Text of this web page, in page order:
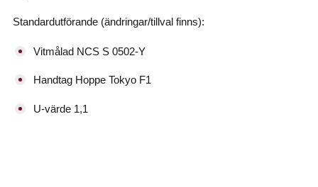
Standardutförande (ändringar/tillval finns):
Vitmålad NCS S 0502-Y
Handtag Hoppe Tokyo F1
U-värde 1,1